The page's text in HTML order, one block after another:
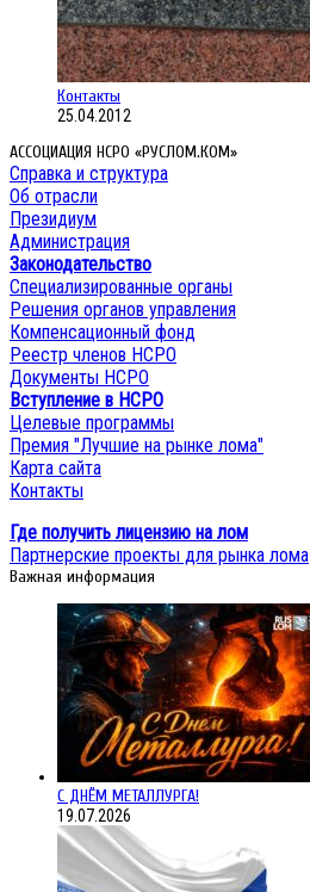
Контакты
25.04.2012
АССОЦИАЦИЯ НСРО «РУСЛОМ.КОМ»
Справка и структура
Об отрасли
Президиум
Администрация
Законодательство
Специализированные органы
Решения органов управления
Компенсационный фонд
Реестр членов НСРО
Документы НСРО
Вступление в НСРО
Целевые программы
Премия "Лучшие на рынке лома"
Карта сайта
Контакты
Где получить лицензию на лом
Партнерские проекты для рынка лома
Важная информация
С ДНЁМ МЕТАЛЛУРГА!
19.07.2026